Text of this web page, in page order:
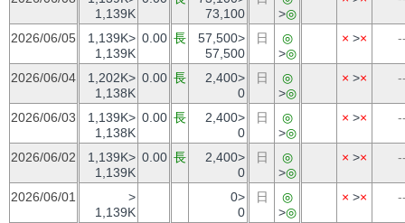
1,139K
73,100
>◎
2026/06/05
1,139K>
1,139K
0.00 長
57,500>
57,500
日
◎
>◎
× >×
2026/06/04
1,202K>
1,138K
0.00 長
2,400>
0
日
◎
>◎
× >×
2026/06/03
1,139K>
1,138K
0.00 長
2,400>
0
日
◎
>◎
× >×
2026/06/02
1,139K>
1,139K
0.00 長
2,400>
0
日
◎
>◎
× >×
2026/06/01
>
1,139K
0>
0
日
◎
>◎
× >×